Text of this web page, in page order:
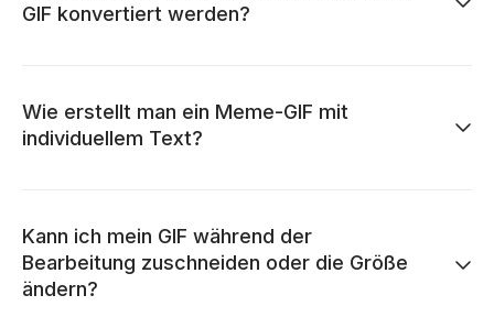
GIF konvertiert werden?
Wie erstellt man ein Meme-GIF mit
individuellem Text?
Kann ich mein GIF während der
Bearbeitung zuschneiden oder die Größe
ändern?